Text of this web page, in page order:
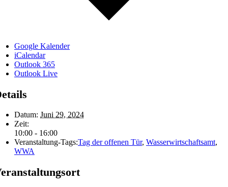
Google Kalender
iCalendar
Outlook 365
Outlook Live
Datum: Juni 29, 2024
Zeit:
10:00 - 16:00
Veranstaltung-Tags:Tag der offenen Tür, Wasserwirtschaftsamt,
WWA